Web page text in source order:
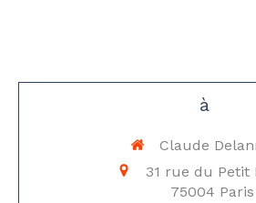
à
Claude
31 rue du Petit
75004